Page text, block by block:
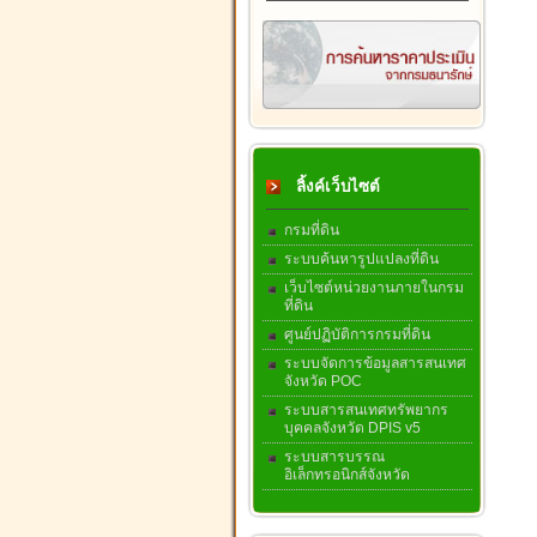
ลิ้งค์เว็บไซต์
กรมที่ดิน
ระบบค้นหารูปแปลงที่ดิน
เว็บไซต์หน่วยงานภายในกรม
ที่ดิน
ศูนย์ปฏิบัติการกรมที่ดิน
ระบบจัดการข้อมูลสารสนเทศ
จังหวัด POC
ระบบสารสนเทศทรัพยากร
บุคคลจังหวัด DPIS v5
ระบบสารบรรณ
อิเล็กทรอนิกส์จังหวัด